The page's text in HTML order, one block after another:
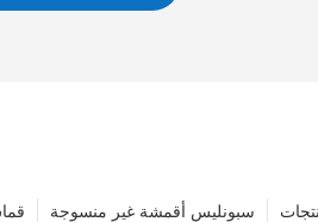
سبونليس أقمشة غير منسوجة